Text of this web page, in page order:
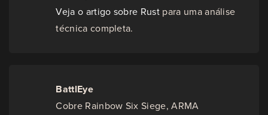
Veja o artigo sobre Rust para uma análise
técnica completa.
BattlEye
Cobre Rainbow Six Siege, ARMA